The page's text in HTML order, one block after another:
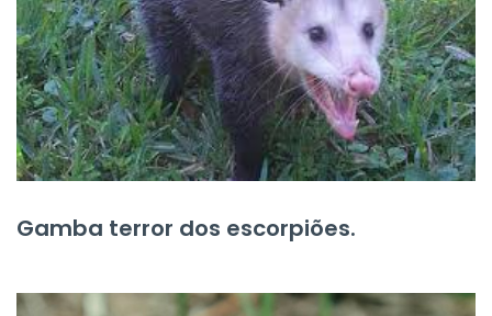
Gamba terror dos escorpiões.